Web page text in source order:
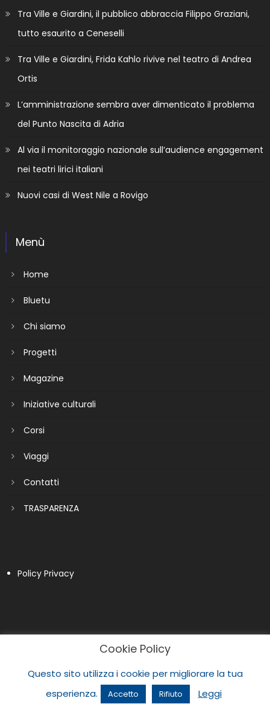
Tra Ville e Giardini, il pubblico abbraccia Filippo Graziani,
tutto esaurito a Ceneselli
Tra Ville e Giardini, Frida Kahlo rivive nel teatro di Andrea
Ortis
L’amministrazione sembra aver dimenticato il problema
del Punto Nascita di Adria
Al via il monitoraggio nazionale sull’audience engagement
nei teatri lirici italiani
Nuovi casi di West Nile a Rovigo
Menù
Home
Bluetu
Chi siamo
Progetti
Magazine
Iniziative culturali
Corsi
Viaggi
Contatti
TRASPARENZA
Policy Privacy
|Newspaper Lite by themecentury.
Cookie Policy
Questo sito utilizza i cookie per migliorare la tua
esperienza.
Accetto Rifiuto Leggi